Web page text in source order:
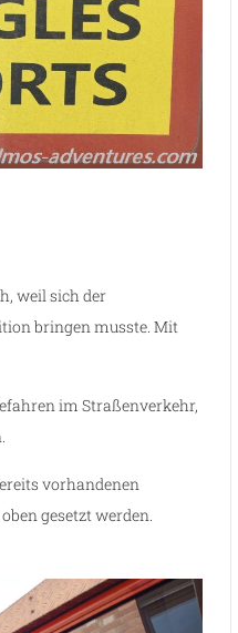
weil sich der
bringen musste. Mit
im Straßenverkehr,
vorhandenen
gesetzt werden.